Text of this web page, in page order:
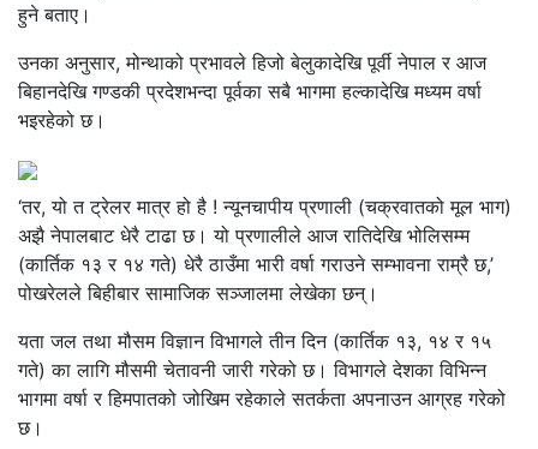
हुने बताए।
उनका अनुसार, मोन्थाको प्रभावले हिजो बेलुकादेखि पूर्वी नेपाल र आज
बिहानदेखि गण्डकी प्रदेशभन्दा पूर्वका सबै भागमा हल्कादेखि मध्यम वर्षा
भइरहेको छ।
‘तर, यो त ट्रेलर मात्र हो है ! न्यूनचापीय प्रणाली (चक्रवातको मूल भाग)
अझै नेपालबाट धेरै टाढा छ। यो प्रणालीले आज रातिदेखि भोलिसम्म
(कार्तिक १३ र १४ गते) धेरै ठाउँमा भारी वर्षा गराउने सम्भावना राम्रै छ,’
पोखरेलले बिहीबार सामाजिक सञ्जालमा लेखेका छन्।
यता जल तथा मौसम विज्ञान विभागले तीन दिन (कार्तिक १३, १४ र १५
गते) का लागि मौसमी चेतावनी जारी गरेको छ। विभागले देशका विभिन्न
भागमा वर्षा र हिमपातको जोखिम रहेकाले सतर्कता अपनाउन आग्रह गरेको
छ।